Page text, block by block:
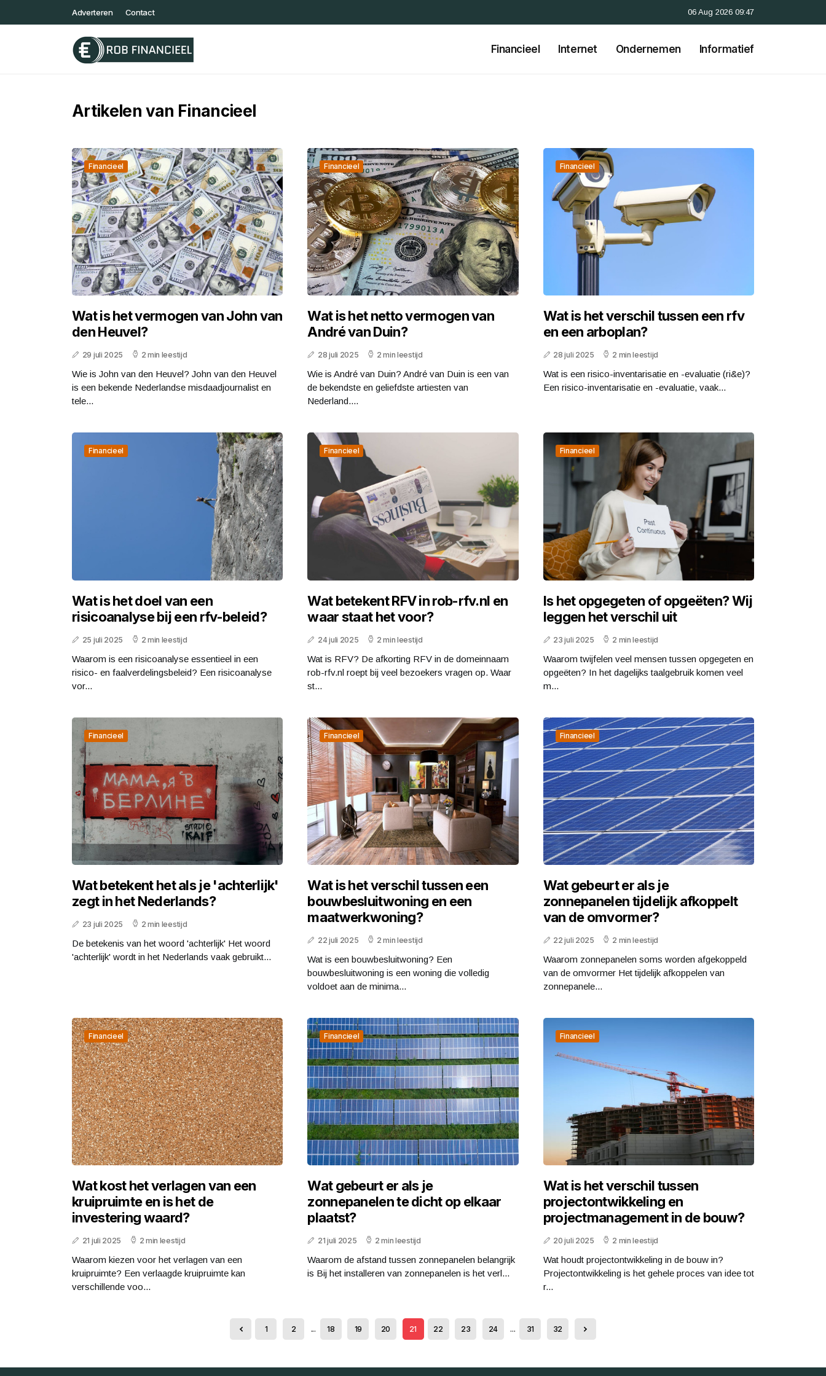
Adverteren Contact 06 Aug 2026 09:47
Financieel Internet Ondernemen Informatief
Artikelen van Financieel
Financieel
Wat is het vermogen van John van
den Heuvel?
29 juli 2025 2 min leestijd
Wie is John van den Heuvel? John van den Heuvel
is een bekende Nederlandse misdaadjournalist en
tele...
Financieel
Wat is het netto vermogen van
André van Duin?
28 juli 2025 2 min leestijd
Wie is André van Duin? André van Duin is een van
de bekendste en geliefdste artiesten van
Nederland....
Financieel
Wat is het verschil tussen een rfv
en een arboplan?
28 juli 2025 2 min leestijd
Wat is een risico-inventarisatie en -evaluatie (ri&e)?
Een risico-inventarisatie en -evaluatie, vaak...
Financieel
Wat is het doel van een
risicoanalyse bij een rfv-beleid?
25 juli 2025 2 min leestijd
Waarom is een risicoanalyse essentieel in een
risico- en faalverdelingsbeleid? Een risicoanalyse
vor...
Financieel
Wat betekent RFV in rob-rfv.nl en
waar staat het voor?
24 juli 2025 2 min leestijd
Wat is RFV? De afkorting RFV in de domeinnaam
rob-rfv.nl roept bij veel bezoekers vragen op. Waar
st...
Financieel
Is het opgegeten of opgeëten? Wij
leggen het verschil uit
23 juli 2025 2 min leestijd
Waarom twijfelen veel mensen tussen opgegeten en
opgeëten? In het dagelijks taalgebruik komen veel
m...
Financieel
Wat betekent het als je 'achterlijk'
zegt in het Nederlands?
23 juli 2025 2 min leestijd
De betekenis van het woord 'achterlijk' Het woord
'achterlijk' wordt in het Nederlands vaak gebruikt...
Financieel
Wat is het verschil tussen een
bouwbesluitwoning en een
maatwerkwoning?
22 juli 2025 2 min leestijd
Wat is een bouwbesluitwoning? Een
bouwbesluitwoning is een woning die volledig
voldoet aan de minima...
Financieel
Wat gebeurt er als je
zonnepanelen tijdelijk afkoppelt
van de omvormer?
22 juli 2025 2 min leestijd
Waarom zonnepanelen soms worden afgekoppeld
van de omvormer Het tijdelijk afkoppelen van
zonnepanele...
Financieel
Wat kost het verlagen van een
kruipruimte en is het de
investering waard?
21 juli 2025 2 min leestijd
Waarom kiezen voor het verlagen van een
kruipruimte? Een verlaagde kruipruimte kan
verschillende voo...
Financieel
Wat gebeurt er als je
zonnepanelen te dicht op elkaar
plaatst?
21 juli 2025 2 min leestijd
Waarom de afstand tussen zonnepanelen belangrijk
is Bij het installeren van zonnepanelen is het verl...
Financieel
Wat is het verschil tussen
projectontwikkeling en
projectmanagement in de bouw?
20 juli 2025 2 min leestijd
Wat houdt projectontwikkeling in de bouw in?
Projectontwikkeling is het gehele proces van idee tot
r...
1 2 ... 18 19 20 21 22 23 24 ... 31 32